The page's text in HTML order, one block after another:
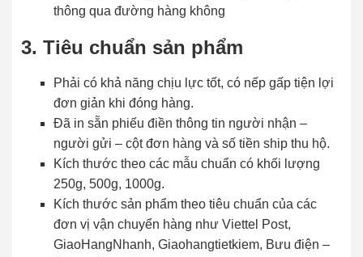
thông qua đường hàng không
3. Tiêu chuẩn sản phẩm
Phải có khả năng chịu lực tốt, có nếp gấp tiện lợi
đơn giản khi đóng hàng.
Đã in sẵn phiếu điền thông tin người nhận –
người gửi – cột đơn hàng và số tiền ship thu hộ.
Kích thước theo các mẫu chuẩn có khối lượng
250g, 500g, 1000g.
Kích thước sản phẩm theo tiêu chuẩn của các
đơn vị vận chuyển hàng như Viettel Post,
GiaoHangNhanh, Giaohangtietkiem, Bưu điện –